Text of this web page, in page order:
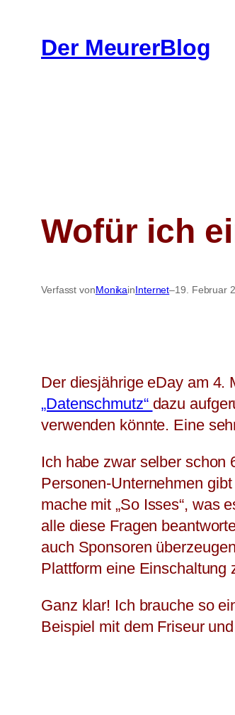
springenDer MeurerBlog
Wofür ich
Verfasst vonMonikainInternet–19. Februar
Der diesjährige eDay am 4.
„Datenschmutz“ dazu
verwenden könnte. Eine
Ich habe zwar selber schon
Personen-Unternehmen
mache mit „So Isses“, was
alle diese Fragen
auch Sponsoren
Plattform eine Einschaltung
Ganz klar! Ich brauche so
Beispiel mit dem Friseur